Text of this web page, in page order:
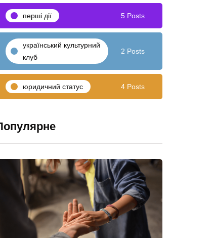
перші дії 5 Posts
український культурний
клуб
2 Posts
юридичний статус 4 Posts